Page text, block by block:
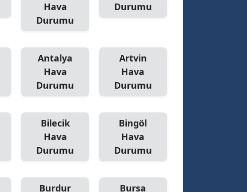
Hava
Durumu
Durumu
Antalya
Hava
Durumu
Artvin
Hava
Durumu
Bilecik
Hava
Durumu
Bingöl
Hava
Durumu
Burdur
Bursa